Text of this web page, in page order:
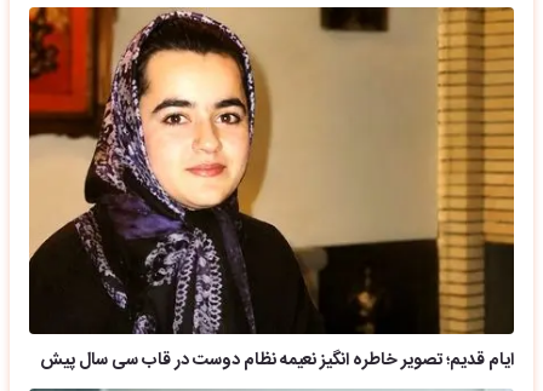
ایام قدیم؛ تصویر خاطره انگیز نعیمه نظام دوست در قاب سی سال پیش